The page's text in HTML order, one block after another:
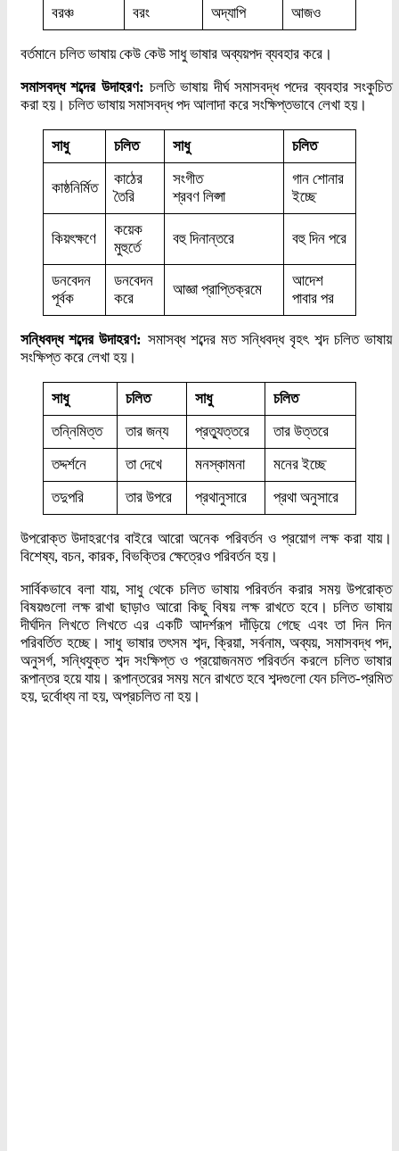
বরঞ্চ
বরং অদ্যাপি আজও
বর্তমানে চলিত ভাষায় কেউ কেউ সাধু ভাষার অব্যয়পদ ব্যবহার করে।
সমাসবদ্ধ শব্দের উদাহরণ: চলতি ভাষায় দীর্ঘ সমাসবদ্ধ পদের ব্যবহার সংকুচিত
করা হয়। চলিত ভাষায় সমাসবদ্ধ পদ আলাদা করে সংক্ষিপ্তভাবে লেখা হয়।
সাধু চলিত সাধু চলিত
কাষ্ঠনির্মিত
কাঠের
তৈরি
সংগীত
শ্রবণ লিপ্সা
গান শোনার
ইচ্ছে
কিয়ৎক্ষণে
কয়েক
মুহুর্তে
বহু দিনান্তরে বহু দিন পরে
ডনবেদন
পূর্বক
ডনবেদন
করে
আজ্ঞা প্রাপ্তিক্রমে
আদেশ
পাবার পর
সন্ধিবদ্ধ শব্দের উদাহরণ: সমাসব্ধ শব্দের মত সন্ধিবদ্ধ বৃহৎ শব্দ চলিত ভাষায়
সংক্ষিপ্ত করে লেখা হয়।
সাধু চলিত সাধু
চলিত
তন্নিমিত্ত
তার জন্য প্রত্যুত্তরে
তার উত্তরে
তদ্দর্শনে
তা দেখে মনস্কামনা
মনের ইচ্ছে
তদুপরি
তার উপরে প্রথানুসারে প্রথা অনুসারে
উপরোক্ত উদাহরণের বাইরে আরো অনেক পরিবর্তন ও প্রয়োগ লক্ষ করা যায়।
বিশেষ্য, বচন, কারক, বিভক্তির ক্ষেত্রেও পরিবর্তন হয়।
সার্বিকভাবে বলা যায়, সাধু থেকে চলিত ভাষায় পরিবর্তন করার সময় উপরোক্ত
বিষয়গুলো লক্ষ রাখা ছাড়াও আরো কিছু বিষয় লক্ষ রাখতে হবে। চলিত ভাষায়
দীর্ঘদিন লিখতে লিখতে এর একটি আদর্শরূপ দাঁড়িয়ে গেছে এবং তা দিন দিন
পরিবর্তিত হচ্ছে। সাধু ভাষার তৎসম শব্দ, ক্রিয়া, সর্বনাম, অব্যয়, সমাসবদ্ধ পদ,
অনুসর্গ, সন্ধিযুক্ত শব্দ সংক্ষিপ্ত ও প্রয়োজনমত পরিবর্তন করলে চলিত ভাষার
রূপান্তর হয়ে যায়। রূপান্তরের সময় মনে রাখতে হবে শব্দগুলো যেন চলিত-প্রমিত
হয়, দুর্বোধ্য না হয়, অপ্রচলিত না হয়।